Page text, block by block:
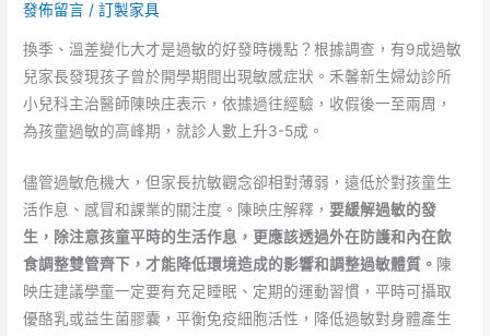
發佈留言 /訂製家具
換季、溫差變化大才是過敏的好發時機點？根據調查，有9成過敏
兒家長發現孩子曾於開學期間出現敏感症狀。禾馨新生婦幼診所
小兒科主治醫師陳映庄表示，依據過往經驗，收假後一至兩周，
為孩童過敏的高峰期，就診人數上升3-5成。
儘管過敏危機大，但家長抗敏觀念卻相對薄弱，遠低於對孩童生
活作息、感冒和課業的關注度。陳映庄解釋，要緩解過敏的發
生，除注意孩童平時的生活作息，更應該透過外在防護和內在飲
食調整雙管齊下，才能降低環境造成的影響和調整過敏體質。 陳
映庄建議學童一定要有充足睡眠、定期的運動習慣，平時可攝取
優酪乳或益生菌膠囊，平衡免疫細胞活性，降低過敏對身體產生